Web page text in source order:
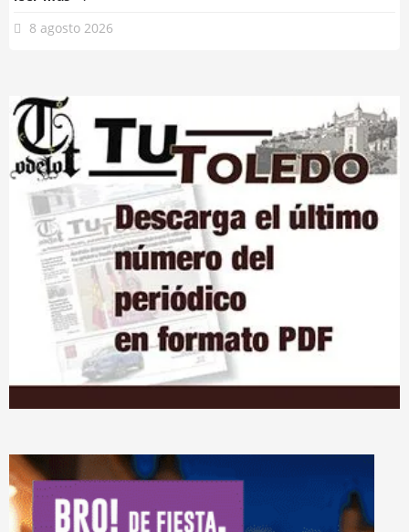
8 agosto 2026